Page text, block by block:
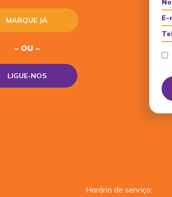
MARQUE JÁ
– OU –
LIGUE-NOS
Horário de serviço: